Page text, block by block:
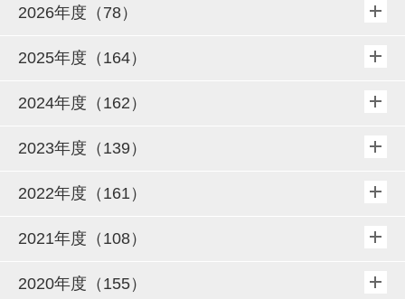
2026年度（78）
2025年度（164）
2024年度（162）
2023年度（139）
2022年度（161）
2021年度（108）
2020年度（155）